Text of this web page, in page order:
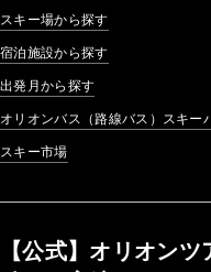
スキー場から探す
宿泊施設から探す
出発月から探す
オリオンバス（路線バス）スキー
スキー市場
【公式】オリオン